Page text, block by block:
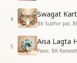
4
Swagat
Bk Sudhir pal,
5
Aisa Lagta
Pami, BK